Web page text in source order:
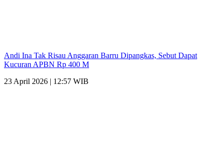
Andi Ina Tak Risau Anggaran Barru Dipangkas, Sebut Dapat
Kucuran APBN Rp 400 M
23 April 2026 | 12:57 WIB